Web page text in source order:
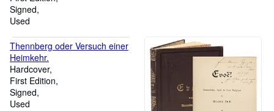
Universität Leipzig.
Signed
Used
Thennberg oder Versuch einer
Heimkehr.
Hardcover
First Edition
Signed
Used